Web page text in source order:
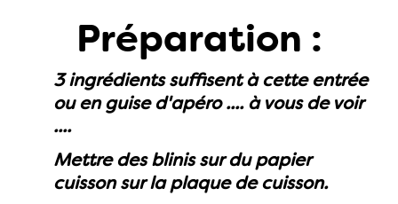
Préparation :
3 ingrédients suffisent à cette entrée
ou en guise d'apéro .... à vous de voir
....
Mettre des blinis sur du papier
cuisson sur la plaque de cuisson.